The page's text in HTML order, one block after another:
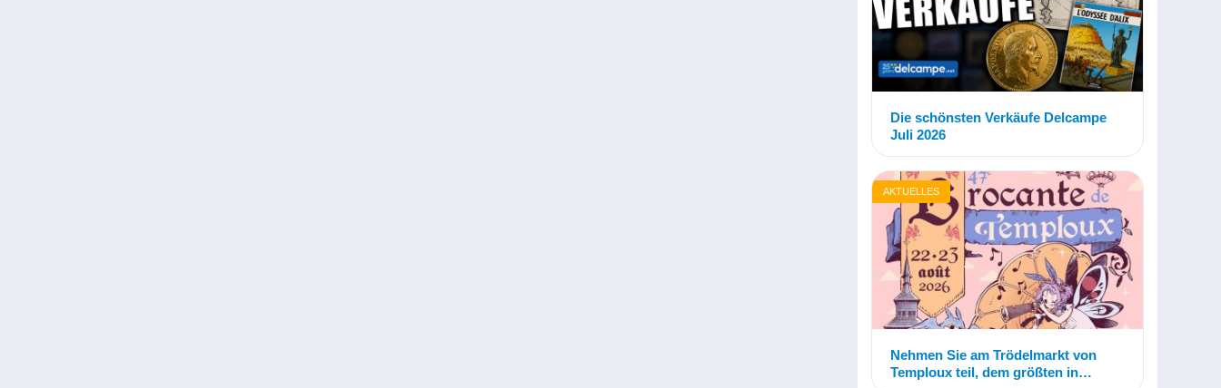
Die schönsten Verkäufe Delcampe
Juli 2026
AKTUELLES
Nehmen Sie am Trödelmarkt von
Temploux teil, dem größten in